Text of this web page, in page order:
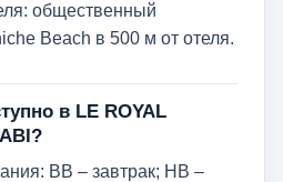
общественный
Beach в 500 м от отеля.
в LE ROYAL
BB – завтрак; HB –